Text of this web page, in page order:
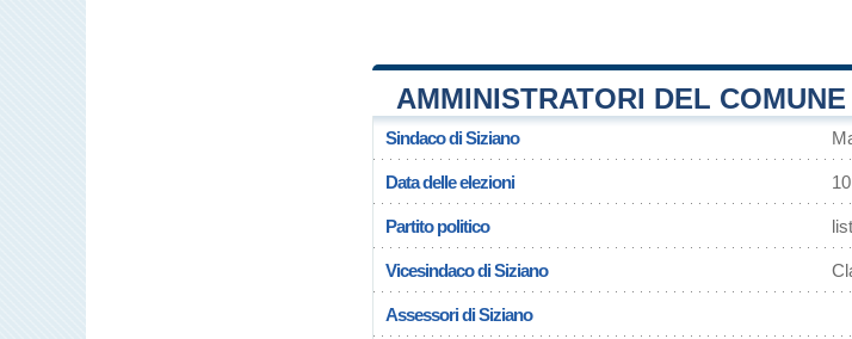
AMMINISTRATORI DEL
Sindaco di Siziano
Data delle elezioni
Partito politico
Vicesindaco di Siziano
Assessori di Siziano